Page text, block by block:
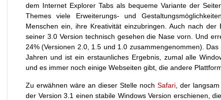
dem Internet Explorer Tabs als bequeme Variante der
Themes viele Erweiterungs- und
Menschen ein, ihre Kreativität einzubringen. Auch nach
seiner 3.0 Version technisch gesehen die Nase vorn. Und
24% (Versionen 2.0, 1.5 und 1.0 zusammengenommen).
Jahren und ist ein erstaunliches Ergebnis, zumal alle
und es immer noch einige Webseiten gibt, die andere
Zu erwähnen wäre an dieser Stelle noch Safari , der
der Version 3.1 einen stabile Windows Version erschienen,